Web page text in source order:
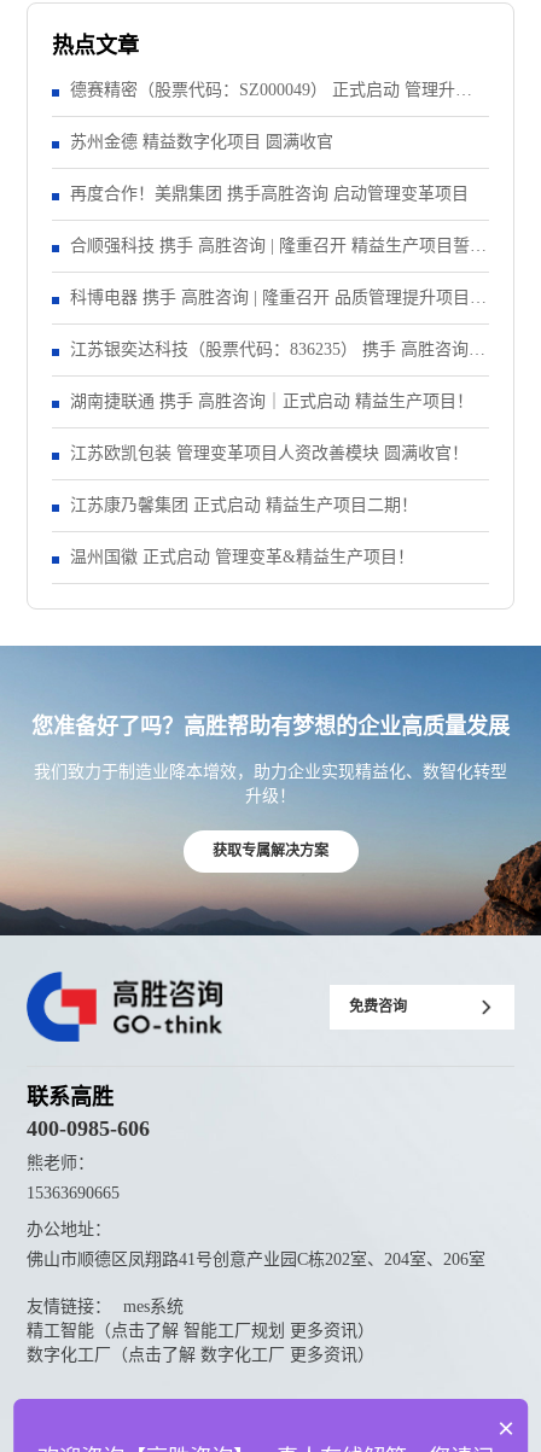
热点文章
德赛精密（股票代码：SZ000049） 正式启动 管理升级&
精益注塑项目！
苏州金德 精益数字化项目 圆满收官
再度合作！美鼎集团 携手高胜咨询 启动管理变革项目
合顺强科技 携手 高胜咨询 | 隆重召开 精益生产项目誓师
大会！
科博电器 携手 高胜咨询 | 隆重召开 品质管理提升项目启
动大会！
江苏银奕达科技（股票代码：836235） 携手 高胜咨询｜
正式启动 管理变革项目
湖南捷联通 携手 高胜咨询｜正式启动 精益生产项目！
江苏欧凯包装 管理变革项目人资改善模块 圆满收官！
江苏康乃馨集团 正式启动 精益生产项目二期！
温州国徽 正式启动 管理变革&精益生产项目！
您准备好了吗？高胜帮助有梦想的企业高质量发展
我们致力于制造业降本增效，助力企业实现精益化、数智化转型
升级！
获取专属解决方案
免费咨询
联系高胜
400-0985-606
熊老师：
15363690665
办公地址：
佛山市顺德区凤翔路41号创意产业园C栋202室、204室、206室
友情链接：
mes系统
精工智能（点击了解 智能工厂规划 更多资讯）
数字化工厂（点击了解 数字化工厂 更多资讯）
×